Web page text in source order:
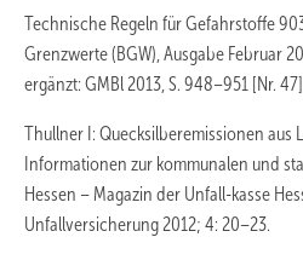
Technische Regeln für Gefahrstoffe
Grenzwerte (BGW), Ausgabe Februar
ergänzt: GMBl 2013, S. 948–951 [Nr.
Thullner I: Quecksilberemissionen aus
Informationen zur kommunalen und
Hessen – Magazin der Unfall-kasse
Unfallversicherung 2012; 4: 20–23.